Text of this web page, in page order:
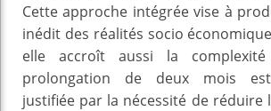
Cette approche intégrée vise à
inédit des réalités socio
elle accroît aussi la
prolongation de deux mois
justifiée par la nécessité de réduire